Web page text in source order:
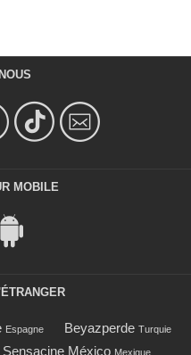
MOBILE
Espagne Beyazperde Turquie
Sensacine México Mexique